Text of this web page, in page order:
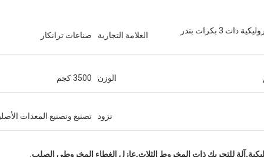
آلة درفلة مخروطية هيدروليكية ذات 3 بكرات بندر
العلامة التجارية صناعات ترانكار
الوزن 3500 كجم
تزود تصنيع وتصنيع المعدات
للتحريك ذات المخروط الثلاث,عازل الغطاء المخروطي الصلب,